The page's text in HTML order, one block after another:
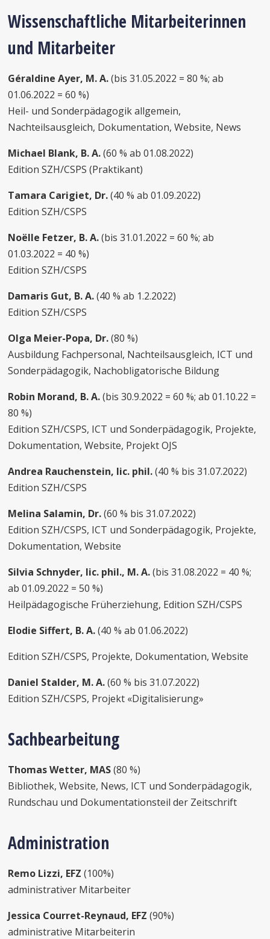
Wissenschaftliche Mitarbeiterinnen
und Mitarbeiter
Géraldine Ayer, M. A.(bis 31.05.2022 = 80 %; ab
01.06.2022 = 60 %)
Heil- und Sonderpädagogik allgemein,
Nachteilsausgleich, Dokumentation, Website, News
Michael Blank, B. A.(60 % ab 01.08.2022)
Edition SZH/CSPS (Praktikant)
Tamara Carigiet, Dr.(40 % ab 01.09.2022)
Edition SZH/CSPS
Noëlle Fetzer, B. A.(bis 31.01.2022 = 60 %; ab
01.03.2022 = 40 %)
Edition SZH/CSPS
Damaris Gut, B. A.(40 % ab 1.2.2022)
Edition SZH/CSPS
Olga Meier-Popa, Dr.(80 %)
Ausbildung Fachpersonal, Nachteilsausgleich, ICT und
Sonderpädagogik, Nachobligatorische Bildung
Robin Morand, B. A.(bis 30.9.2022 = 60 %; ab 01.10.22 =
80 %)
Edition SZH/CSPS, ICT und Sonderpädagogik, Projekte,
Dokumentation, Website, Projekt OJS
Andrea Rauchenstein, lic. phil.(40 % bis 31.07.2022)
Edition SZH/CSPS
Melina Salamin, Dr.(60 % bis 31.07.2022)
Edition SZH/CSPS, ICT und Sonderpädagogik, Projekte,
Dokumentation, Website
Silvia Schnyder, lic. phil., M. A.(bis 31.08.2022 = 40 %;
ab 01.09.2022 = 50 %)
Heilpädagogische Früherziehung, Edition SZH/CSPS
Elodie Siffert, B. A.(40 % ab 01.06.2022)
Edition SZH/CSPS, Projekte, Dokumentation, Website
Daniel Stalder, M. A.(60 % bis 31.07.2022)
Edition SZH/CSPS, Projekt «Digitalisierung»
Sachbearbeitung
Thomas Wetter, MAS(80 %)
Bibliothek, Website, News, ICT und Sonderpädagogik,
Rundschau und Dokumentationsteil der Zeitschrift
Administration
Remo Lizzi, EFZ (100%)
administrativer Mitarbeiter
Jessica Courret-Reynaud, EFZ (90%)
administrative Mitarbeiterin